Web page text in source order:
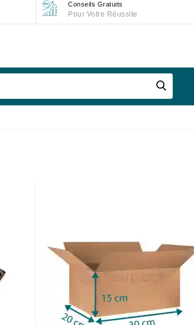
Conseils Gratuits
Pour Votre Réussite